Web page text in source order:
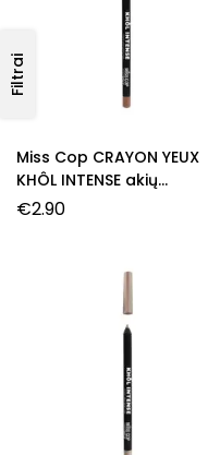
Filtrai
Miss Cop CRAYON YEUX
KHÔL INTENSE akių
pieštukas, 21- Chocolat, 1,5
€2.90